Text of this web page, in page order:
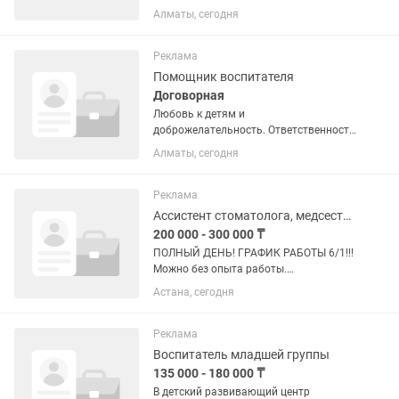
работы 5/2 с 7:30-16:00 Обязанности:
Ежедневная влажная уборка
Поддержание чистоты и порядка в
группах,...
Алматы, сегодня
Реклама
Помощник воспитателя
Договорная
Любовь к детям и
доброжелательность. Ответственность
и аккуратность. Соблюдение
санитарно-гигиенических норм.
группе.
Алматы, сегодня
Реклама
Ассистент стоматолога, медсестра
200 000 - 300 000 ₸
ПОЛНЫЙ ДЕНЬ! ГРАФИК РАБОТЫ 6/1!!!
Можно без опыта работы.
Медицинское образование
обязательно! Обязанности:
к приему пациентов. -Ассистирование
врачу-стоматологу...
Астана, сегодня
Реклама
Воспитатель младшей группы
135 000 - 180 000 ₸
В детский развивающий центр